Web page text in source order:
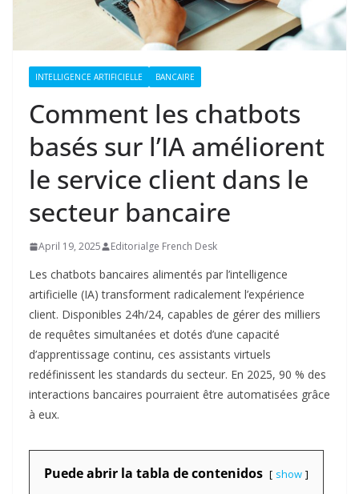
INTELLIGENCE ARTIFICIELLE BANCAIRE
Comment les chatbots
basés sur l’IA améliorent
le service client dans le
secteur bancaire
April 19, 2025 Editorialge French Desk
Les chatbots bancaires alimentés par l’intelligence
artificielle (IA) transforment radicalement l’expérience
client. Disponibles 24h/24, capables de gérer des milliers
de requêtes simultanées et dotés d’une capacité
d’apprentissage continu, ces assistants virtuels
redéfinissent les standards du secteur. En 2025, 90 % des
interactions bancaires pourraient être automatisées grâce
à eux.
Puede abrir la tabla de contenidos show